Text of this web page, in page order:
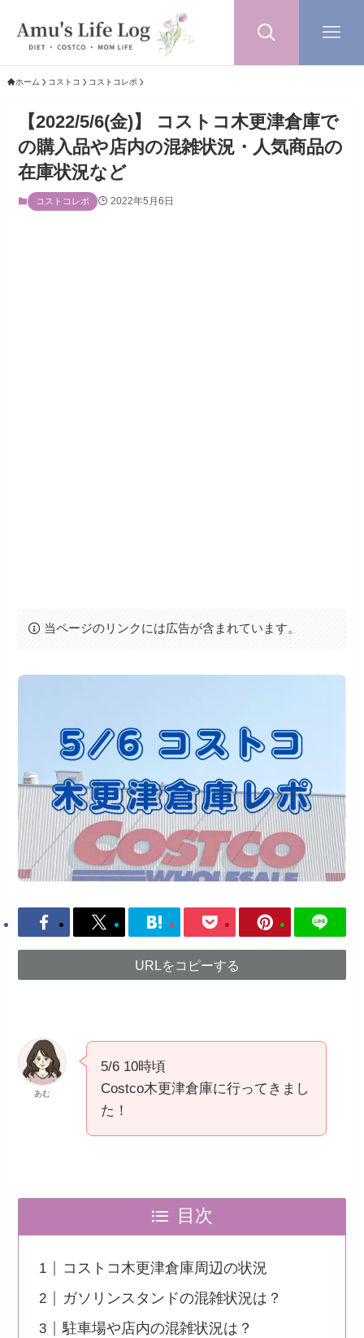
ホーム コストコ コストコレポ
【2022/5/6(金)】 コストコ木更津倉庫で
の購入品や店内の混雑状況・人気商品の
在庫状況など
コストコレポ 2022年5月6日
当ページのリンクには広告が含まれています。
URLをコピーする
あむ
5/6 10時頃
Costco木更津倉庫に行ってきまし
た！
目次
コストコ木更津倉庫周辺の状況
ガソリンスタンドの混雑状況は？
駐車場や店内の混雑状況は？